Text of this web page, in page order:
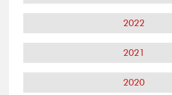
2022
2021
2020